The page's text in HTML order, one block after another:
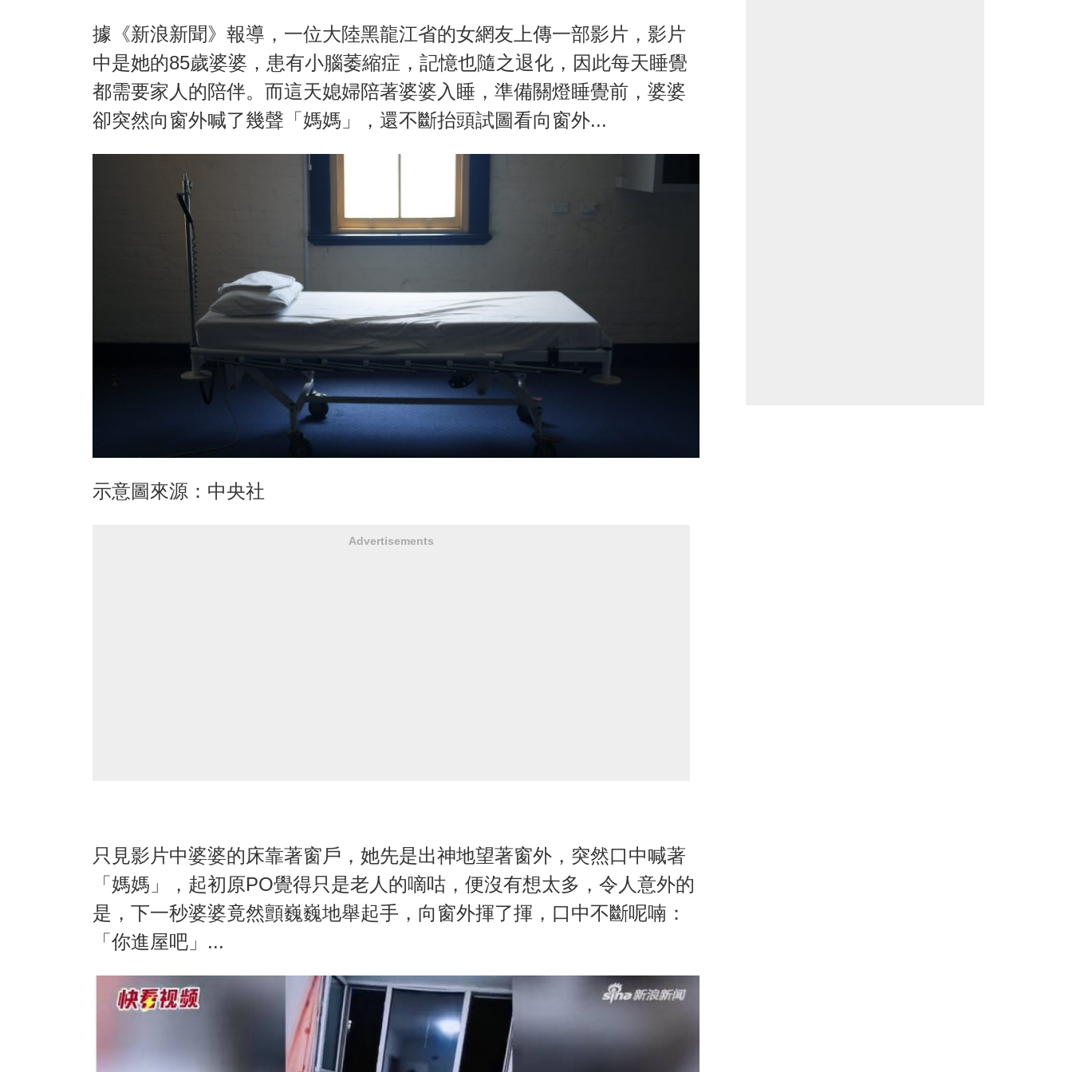
據《新浪新聞》報導，一位大陸黑龍江省的女網友上傳一部影片，影片
中是她的85歲婆婆，患有小腦萎縮症，記憶也隨之退化，因此每天睡覺
都需要家人的陪伴。而這天媳婦陪著婆婆入睡，準備關燈睡覺前，婆婆
卻突然向窗外喊了幾聲「媽媽」，還不斷抬頭試圖看向窗外...
示意圖來源：中央社
Advertisements
只見影片中婆婆的床靠著窗戶，她先是出神地望著窗外，突然口中喊著
「媽媽」，起初原PO覺得只是老人的嘀咕，便沒有想太多，令人意外的
是，下一秒婆婆竟然顫巍巍地舉起手，向窗外揮了揮，口中不斷呢喃：
「你進屋吧」...